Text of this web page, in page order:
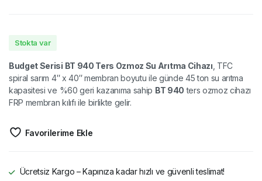
Stokta var
Budget Serisi BT 940 Ters Ozmoz Su Arıtma Cihazı , TFC
spiral sarım 4″ x 40″ membran boyutu ile günde 45 ton su arıtma
kapasitesi ve %60 geri kazanıma sahip BT 940 ters ozmoz cihazı
FRP membran kılıfı ile birlikte gelir.
Favorilerime Ekle
Ücretsiz Kargo – Kapınıza kadar hızlı ve güvenli teslimat!